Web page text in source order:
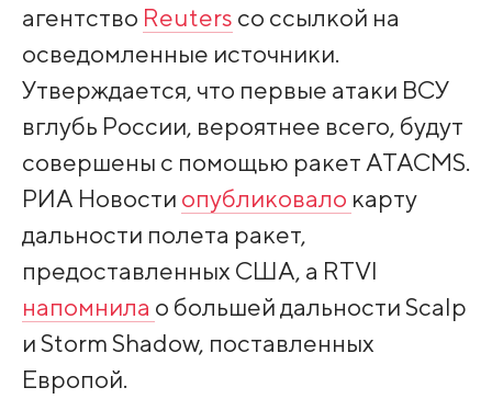
агентство Reuters со ссылкой на
осведомленные источники.
Утверждается, что первые атаки ВСУ
вглубь России, вероятнее всего, будут
совершены с помощью ракет ATACMS.
РИА Новости опубликовало карту
дальности полета ракет,
предоставленных США, а RTVI
напомнила о большей дальности Scalp
и Storm Shadow, поставленных
Европой.